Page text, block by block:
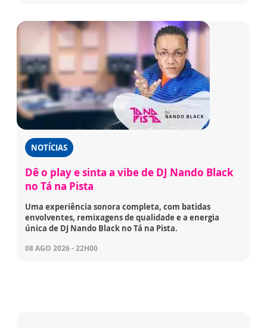
NOTÍCIAS
Dê o play e sinta a vibe de DJ Nando Black
no Tá na Pista
Uma experiência sonora completa, com batidas
envolventes, remixagens de qualidade e a energia
única de DJ Nando Black no Tá na Pista.
08 AGO 2026 - 22H00